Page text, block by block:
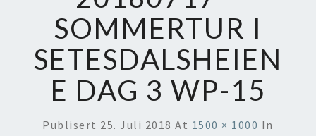
SOMMERTUR I
SETESDALSHEIEN
E DAG 3 WP-15
Publisert 25. Juli 2018 At 1500 × 1000 In